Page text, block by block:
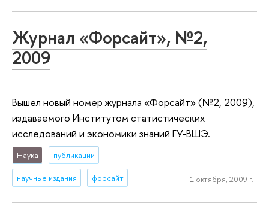
Журнал «Форсайт», №2,
2009
Вышел новый номер журнала «Форсайт» (№2, 2009),
издаваемого Институтом статистических
исследований и экономики знаний ГУ-ВШЭ.
Наука публикации
научные издания форсайт 1 октября, 2009 г.